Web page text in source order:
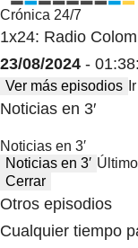
Crónica 24/7
1x24: Radio
23/08/2024 -
Ver más episodios
Noticias en 3′
Noticias en 3′
Noticias en 3′
Cerrar
Otros episodios
Cualquier tiempo